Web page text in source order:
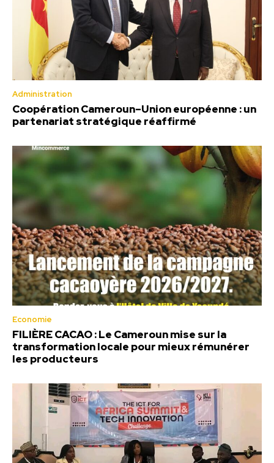
Administration
Coopération Cameroun–Union européenne : un
partenariat stratégique réaffirmé
Economie
FILIÈRE CACAO : Le Cameroun mise sur la
transformation locale pour mieux rémunérer
les producteurs